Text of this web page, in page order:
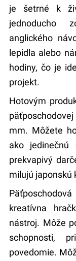
je šetrné k
jednoducho
anglického
lepidla alebo
hodiny, čo je
projekt.
Hotovým
mm. Môžete
ako jedinečnú
prekvapivý
milujú japonskú
kreatívna
nástroj. Môže
schopnosti,
povedomie.